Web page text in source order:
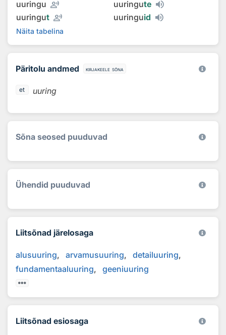
uuringu record_voice_over uuringute
uuringut record_voice_over uuringuid
Näita tabelina
Päritolu andmed kirjakeele sõna
et uuring
Sõna seosed puuduvad
Ühendid puuduvad
Liitsõnad järelosaga
alusuuring arvamusuuring
detailuuring
fundamentaaluuring
geeniuuring
Liitsõnad esiosaga